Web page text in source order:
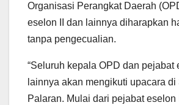
Organisasi Perangkat Daerah
eselon II dan lainnya diharapkan
tanpa pengecualian.
“Seluruh kepala OPD dan pejabat
lainnya akan mengikuti upacara di
Palaran. Mulai dari pejabat eselon